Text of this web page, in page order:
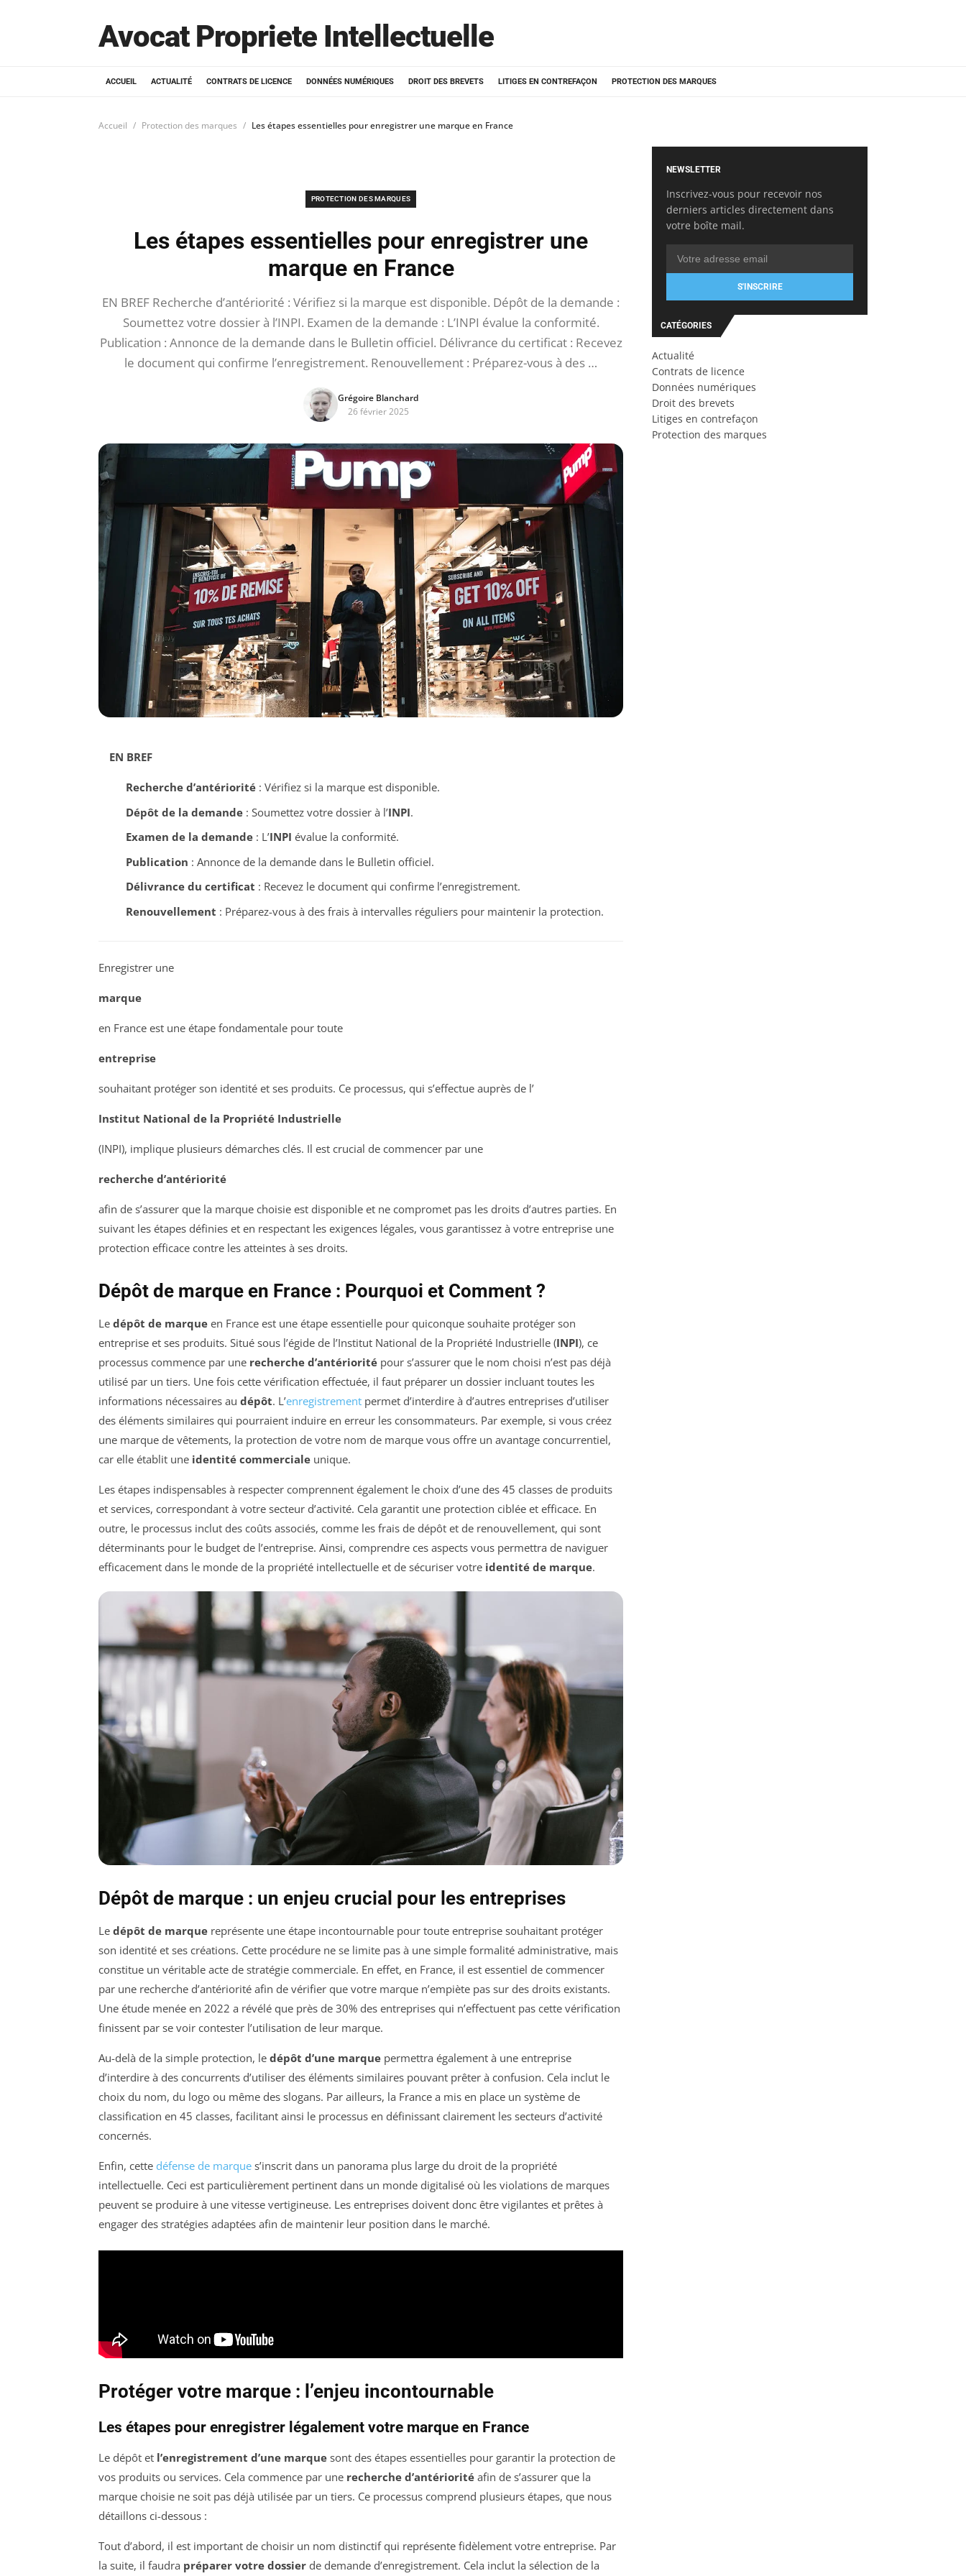
Avocat Propriete Intellectuelle
ACCUEIL ACTUALITÉ CONTRATS DE LICENCE DONNÉES NUMÉRIQUES DROIT DES BREVETS LITIGES EN CONTREFAÇON PROTECTION DES MARQUES
Accueil Protection des marques Les étapes essentielles pour enregistrer une marque en France
PROTECTION DES MARQUES
Les étapes essentielles pour enregistrer une
marque en France
EN BREF Recherche d’antériorité : Vérifiez si la marque est disponible. Dépôt de la demande :
Soumettez votre dossier à l’INPI. Examen de la demande : L’INPI évalue la conformité.
Publication : Annonce de la demande dans le Bulletin officiel. Délivrance du certificat : Recevez
le document qui confirme l’enregistrement. Renouvellement : Préparez-vous à des …
Grégoire Blanchard
26 février 2025
EN BREF
Recherche d’antériorité: Vérifiez si la marque est disponible.
Dépôt de la demande: Soumettez votre dossier à l’INPI.
Examen de la demande: L’INPI évalue la conformité.
Publication : Annonce de la demande dans le Bulletin officiel.
Délivrance du certificat : Recevez le document qui confirme l’enregistrement.
Renouvellement : Préparez-vous à des frais à intervalles réguliers pour maintenir la protection.
Enregistrer une
marque
en France est une étape fondamentale pour toute
entreprise
souhaitant protéger son identité et ses produits. Ce processus, qui s’effectue auprès de l’
Institut National de la Propriété Industrielle
(INPI), implique plusieurs démarches clés. Il est crucial de commencer par une
recherche d’antériorité
afin de s’assurer que la marque choisie est disponible et ne compromet pas les droits d’autres parties. En
suivant les étapes définies et en respectant les exigences légales, vous garantissez à votre entreprise une
protection efficace contre les atteintes à ses droits.
Dépôt de marque en France : Pourquoi et Comment ?
Le dépôt de marque en France est une étape essentielle pour quiconque souhaite protéger son
entreprise et ses produits. Situé sous l’égide de l’Institut National de la Propriété Industrielle (INPI), ce
processus commence par une recherche d’antériorité pour s’assurer que le nom choisi n’est pas déjà
utilisé par un tiers. Une fois cette vérification effectuée, il faut préparer un dossier incluant toutes les
informations nécessaires au dépôt. L’enregistrement permet d’interdire à d’autres entreprises d’utiliser
des éléments similaires qui pourraient induire en erreur les consommateurs. Par exemple, si vous créez
une marque de vêtements, la protection de votre nom de marque vous offre un avantage concurrentiel,
car elle établit une identité commerciale unique.
Les étapes indispensables à respecter comprennent également le choix d’une des 45 classes de produits
et services, correspondant à votre secteur d’activité. Cela garantit une protection ciblée et efficace. En
outre, le processus inclut des coûts associés, comme les frais de dépôt et de renouvellement, qui sont
déterminants pour le budget de l’entreprise. Ainsi, comprendre ces aspects vous permettra de naviguer
efficacement dans le monde de la propriété intellectuelle et de sécuriser votre identité de marque.
Dépôt de marque : un enjeu crucial pour les entreprises
Le dépôt de marque représente une étape incontournable pour toute entreprise souhaitant protéger
son identité et ses créations. Cette procédure ne se limite pas à une simple formalité administrative, mais
constitue un véritable acte de stratégie commerciale. En effet, en France, il est essentiel de commencer
par une recherche d’antériorité afin de vérifier que votre marque n’empiète pas sur des droits existants.
Une étude menée en 2022 a révélé que près de 30% des entreprises qui n’effectuent pas cette vérification
finissent par se voir contester l’utilisation de leur marque.
Au-delà de la simple protection, le dépôt d’une marque permettra également à une entreprise
d’interdire à des concurrents d’utiliser des éléments similaires pouvant prêter à confusion. Cela inclut le
choix du nom, du logo ou même des slogans. Par ailleurs, la France a mis en place un système de
classification en 45 classes, facilitant ainsi le processus en définissant clairement les secteurs d’activité
concernés.
Enfin, cette défense de marque s’inscrit dans un panorama plus large du droit de la propriété
intellectuelle. Ceci est particulièrement pertinent dans un monde digitalisé où les violations de marques
peuvent se produire à une vitesse vertigineuse. Les entreprises doivent donc être vigilantes et prêtes à
engager des stratégies adaptées afin de maintenir leur position dans le marché.
Protéger votre marque : l’enjeu incontournable
Les étapes pour enregistrer légalement votre marque en France
Le dépôt et l’enregistrement d’une marque sont des étapes essentielles pour garantir la protection de
vos produits ou services. Cela commence par une recherche d’antériorité afin de s’assurer que la
marque choisie ne soit pas déjà utilisée par un tiers. Ce processus comprend plusieurs étapes, que nous
détaillons ci-dessous :
Tout d’abord, il est important de choisir un nom distinctif qui représente fidèlement votre entreprise. Par
la suite, il faudra préparer votre dossier de demande d’enregistrement. Cela inclut la sélection de la
NEWSLETTER
Inscrivez-vous pour recevoir nos
derniers articles directement dans
votre boîte mail.
S'INSCRIRE
CATÉGORIES
Actualité
Contrats de licence
Données numériques
Droit des brevets
Litiges en contrefaçon
Protection des marques